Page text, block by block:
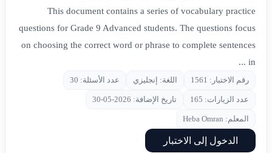
This document contains a series of vocabulary practice
questions for Grade 9 Advanced students. The questions focus
on choosing the correct word or phrase to complete sentences
in ...
رقم الاختبار: 1561 اللغة: إنجليزي عدد الأسئلة: 30
عدد الزيارات: 165 تاريخ الإضافة: 2026-05-30
المعلم: Heba Omran
الدخول إلى الاختبار